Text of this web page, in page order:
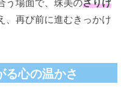
う場面で、珠美のさりげ
、再び前に進むきっかけ
る心の温かさ